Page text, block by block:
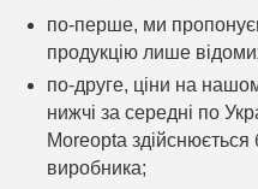
по-перше, ми
продукцію лише
по-друге, ціни на
нижчі за середні по
Moreopta здійснюється
виробника;